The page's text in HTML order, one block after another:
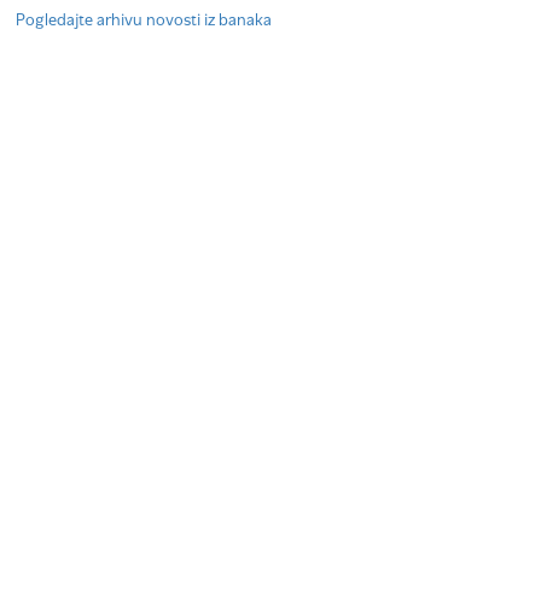
Pogledajte arhivu novosti iz banaka